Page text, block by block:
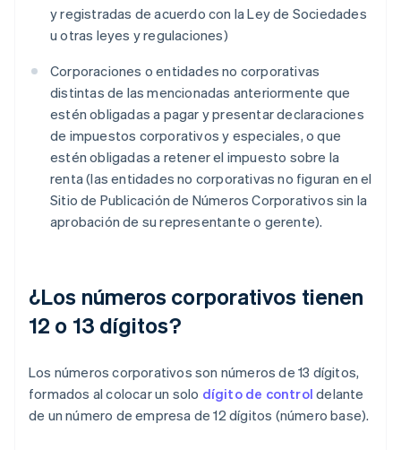
y registradas de acuerdo con la Ley de Sociedades
u otras leyes y regulaciones)
Corporaciones o entidades no corporativas
distintas de las mencionadas anteriormente que
estén obligadas a pagar y presentar declaraciones
de impuestos corporativos y especiales, o que
estén obligadas a retener el impuesto sobre la
renta (las entidades no corporativas no figuran en el
Sitio de Publicación de Números Corporativos sin la
aprobación de su representante o gerente).
¿Los números corporativos tienen
12 o 13 dígitos?
Los números corporativos son números de 13 dígitos,
formados al colocar un solo dígito de control delante
de un número de empresa de 12 dígitos (número base).